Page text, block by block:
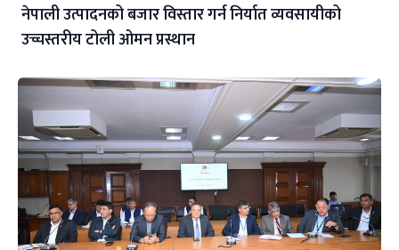
नेपाली उत्पादनको बजार विस्तार गर्न निर्यात व्यवसायीको
उच्चस्तरीय टोली ओमन प्रस्थान